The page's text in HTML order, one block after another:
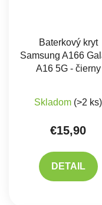
Baterkový kryt
Samsung A166
A16 5G - čierny
Skladom (>2 ks)
€15,90
DETAIL